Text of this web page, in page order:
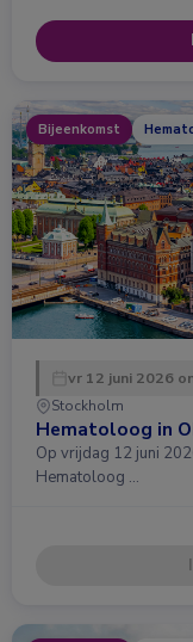
Bijeenkomst
vr 12 juni 2026
Stockholm
Hematoloog in
Op vrijdag 12 juni
Hematoloog …